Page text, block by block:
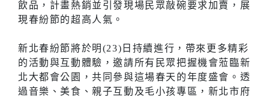
飲品，計畫熱銷並引發現場民眾敲碗要求加賣，展
現春紛節的超高人氣。
新北春紛節將於明(23)日持續進行，帶來更多精彩
的活動與互動體驗，邀請所有民眾把握機會蒞臨新
北大都會公園，共同參與這場春天的年度盛會。透
過音樂、美食、親子互動及毛小孩專區，新北市府